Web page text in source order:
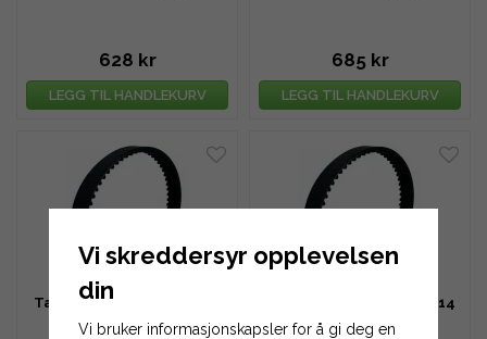
628 kr
LEGG TIL HANDLEKURV
685 kr
LEGG TIL HANDLEKURV
Tannreim HTD 1870-5M-13 Tannreim HTD 1870-5M-14
Vi skreddersyr opplevelsen
din
Vi bruker informasjonskapsler for å gi deg en